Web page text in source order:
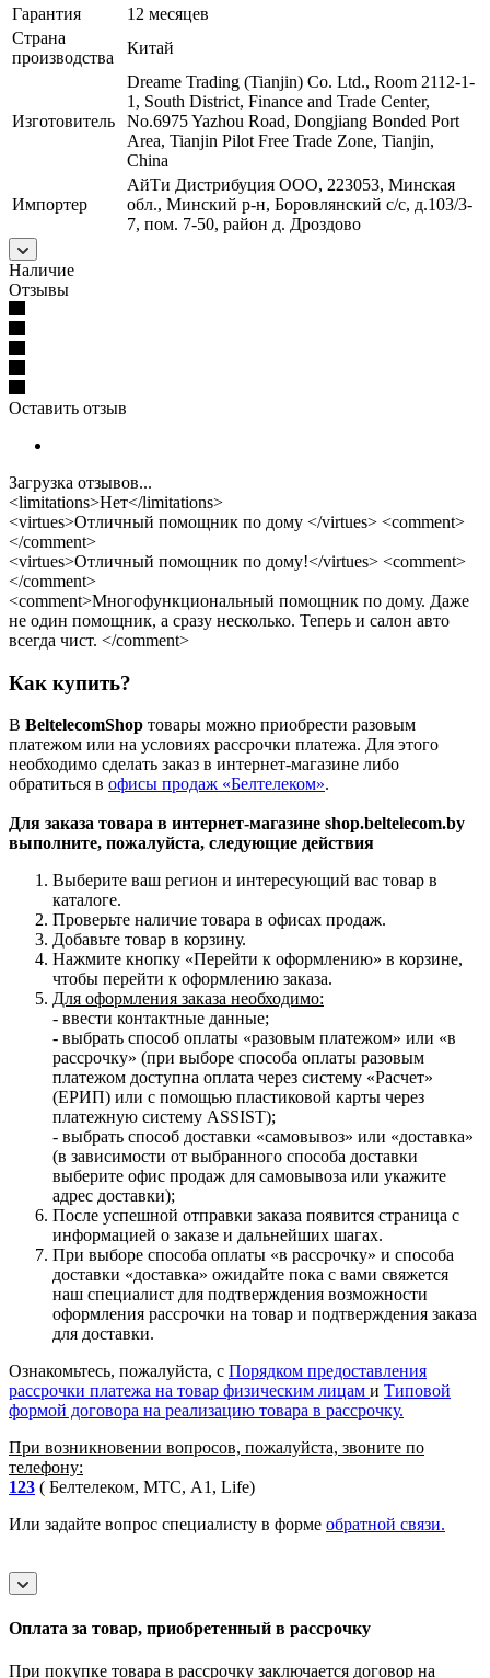
Гарантия
12 месяцев
Страна
производства
Китай
Изготовитель
Dreame Trading (Tianjin) Co. Ltd., Room 2112-1-
1, South District, Finance and Trade Center,
No.6975 Yazhou Road, Dongjiang Bonded Port
Area, Tianjin Pilot Free Trade Zone, Tianjin,
China
Импортер
АйТи Дистрибуция ООО, 223053, Минская
обл., Минский р-н, Боровлянский с/с, д.103/3-
7, пом. 7-50, район д. Дроздово
Наличие
Отзывы
Оставить отзыв
Загрузка отзывов...
<limitations>Нет</limitations>
<virtues>Отличный помощник по дому </virtues> <comment>
</comment>
<virtues>Отличный помощник по дому!</virtues> <comment>
</comment>
<comment>Многофункциональный помощник по дому. Даже
не один помощник, а сразу несколько. Теперь и салон авто
всегда чист. </comment>
Как купить?
В BeltelecomShop товары можно приобрести разовым
платежом или на условиях рассрочки платежа. Для этого
необходимо сделать заказ в интернет-магазине либо
обратиться в офисы продаж «Белтелеком».
Для заказа товара в интернет-магазине shop.beltelecom.by
выполните, пожалуйста, следующие действия
Выберите ваш регион и интересующий вас товар в
каталоге.
Проверьте наличие товара в офисах продаж.
Добавьте товар в корзину.
Нажмите кнопку «Перейти к оформлению» в корзине,
чтобы перейти к оформлению заказа.
Для оформления заказа необходимо:
- ввести контактные данные;
- выбрать способ оплаты «разовым платежом» или «в
рассрочку» (при выборе способа оплаты разовым
платежом доступна оплата через систему «Расчет»
(ЕРИП) или с помощью пластиковой карты через
платежную систему ASSIST);
- выбрать способ доставки «самовывоз» или «доставка»
(в зависимости от выбранного способа доставки
выберите офис продаж для самовывоза или укажите
адрес доставки);
После успешной отправки заказа появится страница с
информацией о заказе и дальнейших шагах.
При выборе способа оплаты «в рассрочку» и способа
доставки «доставка» ожидайте пока с вами свяжется
наш специалист для подтверждения возможности
оформления рассрочки на товар и подтверждения заказа
для доставки.
Ознакомьтесь, пожалуйста, с Порядком предоставления
рассрочки платежа на товар физическим лицам и Типовой
формой договора на реализацию товара в рассрочку.
При возникновении вопросов, пожалуйста, звоните по
телефону:
123 ( Белтелеком, МТС, A1, Life)
Или задайте вопрос специалисту в форме обратной связи.
Оплата за товар, приобретенный в рассрочку
При покупке товара в рассрочку заключается договор на